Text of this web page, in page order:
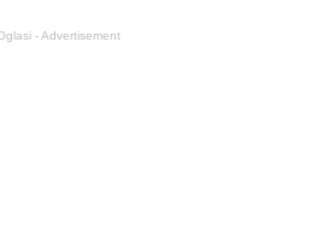
- Advertisement